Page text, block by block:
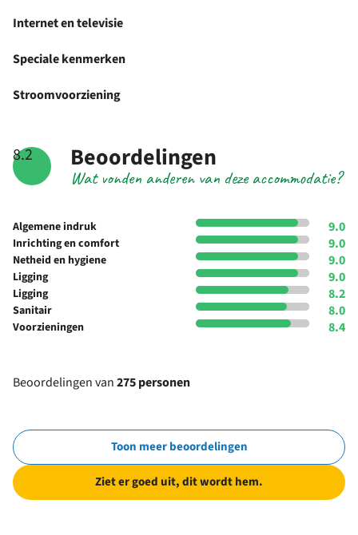
Internet en televisie
Speciale kenmerken
Stroomvoorziening
8.2
Wat vonden anderen van deze accommodatie?
Beoordelingen
Algemene indruk 9.0
Inrichting en comfort 9.0
Netheid en hygiene 9.0
Ligging 9.0
Ligging 8.2
Sanitair 8.0
Voorzieningen 8.4
Beoordelingen van275 personen
Toon meer beoordelingen
Ziet er goed uit, dit wordt hem.